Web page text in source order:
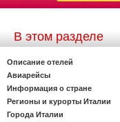
В этом разделе
Описание отелей
Авиарейсы
Информация о стране
Регионы и курорты Италии
Города Италии